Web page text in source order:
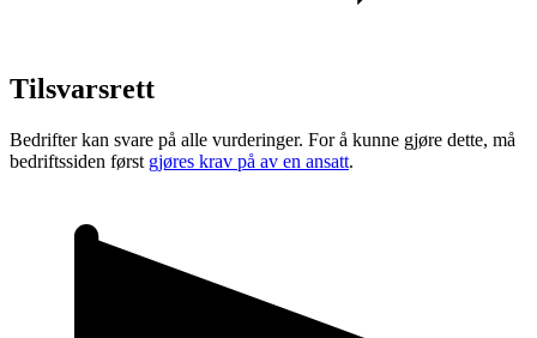
Tilsvarsrett
Bedrifter kan svare på alle vurderinger. For å kunne gjøre dette, må
bedriftssiden først gjøres krav på av en ansatt.